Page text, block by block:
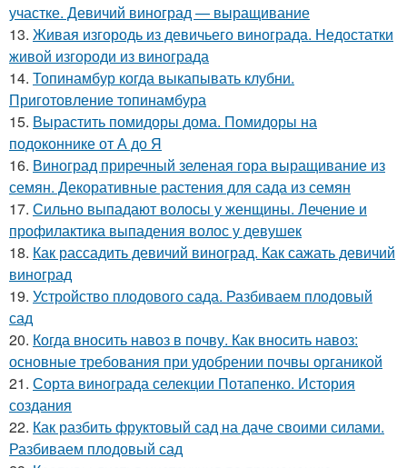
участке. Девичий виноград — выращивание
13. Живая изгородь из девичьего винограда. Недостатки
живой изгороди из винограда
14. Топинамбур когда выкапывать клубни.
Приготовление топинамбура
15. Вырастить помидоры дома. Помидоры на
подоконнике от А до Я
16. Виноград приречный зеленая гора выращивание из
семян. Декоративные растения для сада из семян
17. Сильно выпадают волосы у женщины. Лечение и
профилактика выпадения волос у девушек
18. Как рассадить девичий виноград. Как сажать девичий
виноград
19. Устройство плодового сада. Разбиваем плодовый
сад
20. Когда вносить навоз в почву. Как вносить навоз:
основные требования при удобрении почвы органикой
21. Сорта винограда селекции Потапенко. История
создания
22. Как разбить фруктовый сад на даче своими силами.
Разбиваем плодовый сад